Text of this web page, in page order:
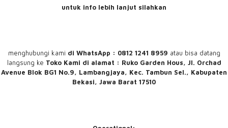
untuk info lebih lanjut silahkan
menghubungi kami di WhatsApp : 0812 1241 8959 atau bisa datang
langsung ke Toko Kami di alamat : Ruko Garden Hous, Jl. Orchad
Avenue Blok BG1 No.9, Lambangjaya, Kec. Tambun Sel., Kabupaten
Bekasi, Jawa Barat 17510